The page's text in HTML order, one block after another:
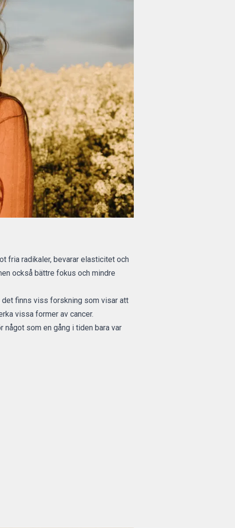
fria radikaler, bevarar elasticitet och
också bättre fokus och mindre
det finns viss forskning som visar att
vissa former av cancer.
som en gång i tiden bara var